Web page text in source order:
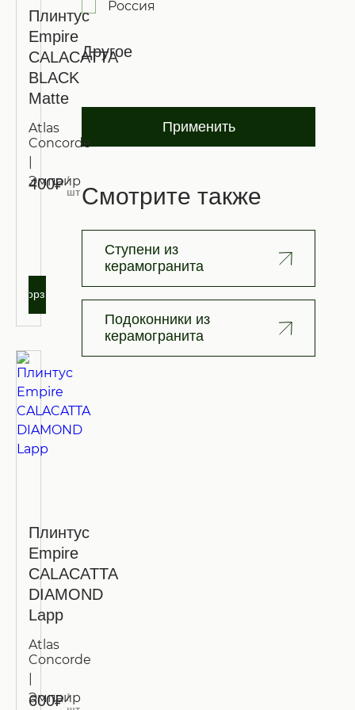
Россия
Другое
Применить
Смотрите также
Ступени из
керамогранита
Подоконники из
керамогранита
Плинтус
Empire
CALACATTA
BLACK
Matte
Atlas
Concorde
Эмпаир
400₽ /
шт
В корзину
Плинтус
Empire
CALACATTA
DIAMOND
Lapp
Atlas
Concorde
Эмпаир
600₽ /